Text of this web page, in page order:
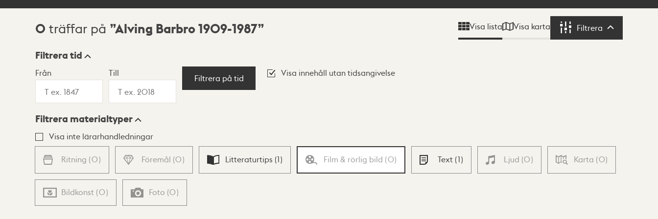
Sökresultat
0 träffar på Alving Barbro 1909-1987 Visa lista Visa karta Filtrera Filtrera
Visningsläge
Lista Karta
Filtrera tid
Från Till
Filtrera på tid
Visa innehåll utan tidsangivelse
Filtrera materialtyper
Visa inte lärarhandledningar
Ritning (0) Föremål (0) Litteraturtips (1) Film & rörlig bild (0) Text (1) Ljud (0) Karta (0)
Bildkonst (0) Foto (0)